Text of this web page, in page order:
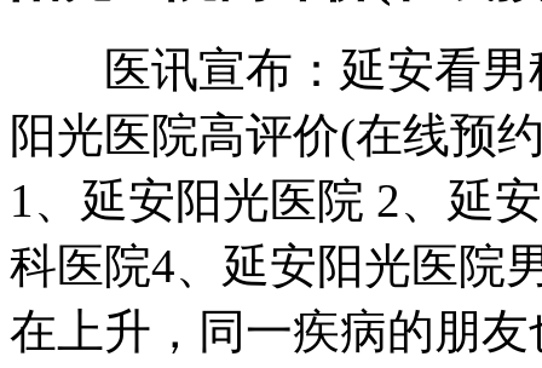
医讯宣布：延安看男
阳光医院高评价(在线预
1、延安阳光医院 2、延
科医院4、延安阳光医院
在上升，同一疾病的朋